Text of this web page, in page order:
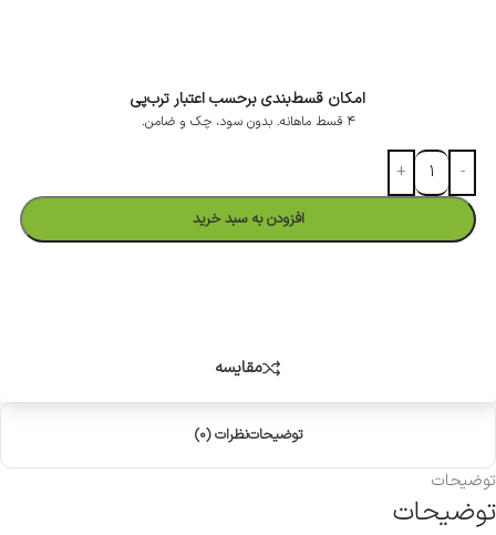
امکان قسط‌بندی برحسب اعتبار ترب‌پی
۴ قسط ماهانه. بدون سود، چک و ضامن.
افزودن به سبد خرید
مقایسه
توضیحاتنظرات (0)
توضیحات
توضیحات